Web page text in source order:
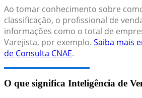
Ao tomar conhecimento sobre
classificação, o profissional de
informações como o total de
Varejista, por exemplo. Saiba mais
de Consulta CNAE.
O que significa Inteligência de